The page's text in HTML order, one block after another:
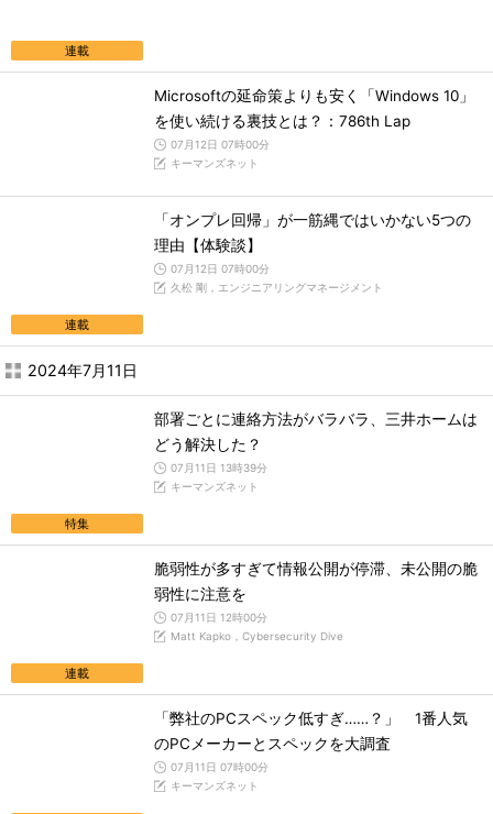
連載
Microsoftの延命策よりも安く「Windows 10」
を使い続ける裏技とは？：786th Lap
07月12日 07時00分
キーマンズネット
連載
「オンプレ回帰」が一筋縄ではいかない5つの
理由【体験談】
07月12日 07時00分
久松 剛，エンジニアリングマネージメント
2024年7月11日
特集
部署ごとに連絡方法がバラバラ、三井ホームは
どう解決した？
07月11日 13時39分
キーマンズネット
連載
脆弱性が多すぎて情報公開が停滞、未公開の脆
弱性に注意を
07月11日 12時00分
Matt Kapko，Cybersecurity Dive
「弊社のPCスペック低すぎ……？」 1番人気
のPCメーカーとスペックを大調査
07月11日 07時00分
キーマンズネット